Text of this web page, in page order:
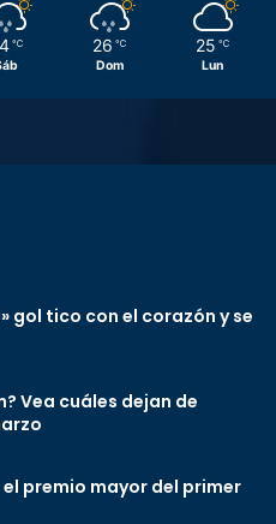
℃ 26 ℃
Dom
25 ℃
Lun
gol tico con el corazón y se
Vea cuáles dejan de
el premio mayor del primer